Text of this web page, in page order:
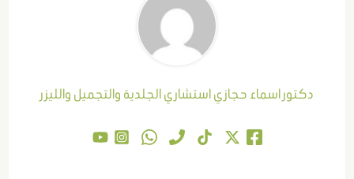
دكتور اسماء حجازي استشاري الجلدية والتجميل والليزر